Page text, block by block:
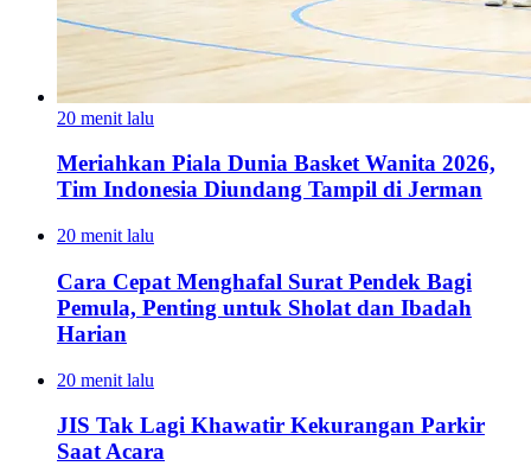
20 menit lalu
Meriahkan Piala Dunia Basket Wanita 2026,
Tim Indonesia Diundang Tampil di Jerman
20 menit lalu
Cara Cepat Menghafal Surat Pendek Bagi
Pemula, Penting untuk Sholat dan Ibadah
Harian
20 menit lalu
JIS Tak Lagi Khawatir Kekurangan Parkir
Saat Acara